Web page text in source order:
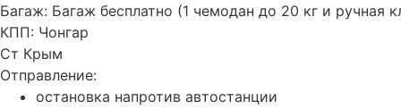
Багаж: Багаж бесплатно (1 чемодан до 20 кг и ручная
КПП: Чонгар
Ст Крым
Отправление:
остановка напротив автостанции